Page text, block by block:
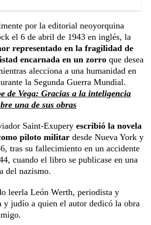
por la editorial neoyorquina
el 6 de abril de 1943 en inglés, la
representado en la fragilidad de
encarnada en un zorro que desea
alecciona a una humanidad en
la Segunda Guerra Mundial.
de Vega: Gracias a la inteligencia
una de sus obras
Saint-Exupery escribió la novela
piloto militar desde Nueva York y
tras su fallecimiento en un accidente
cuando el libro se publicase en una
del nazismo.
leerla León Werth, periodista y
y judío a quien el autor dedicó la obra